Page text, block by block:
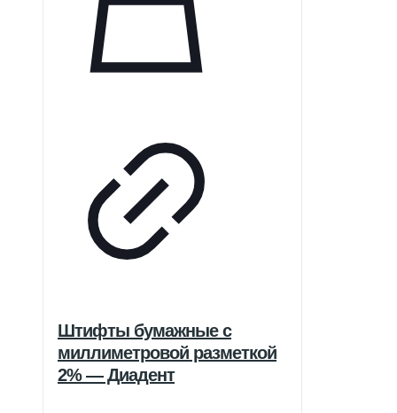
Штифты бумажные с
миллиметровой разметкой
2% — Диадент